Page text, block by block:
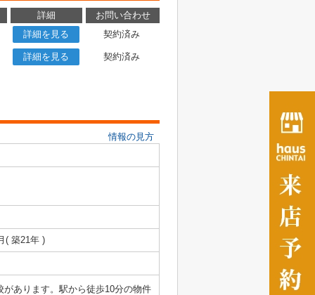
詳細
お問い合わせ
詳細を見る
契約済み
詳細を見る 契約済み
情報の見方
( 築21年 )
あります。駅から徒歩10分の物件